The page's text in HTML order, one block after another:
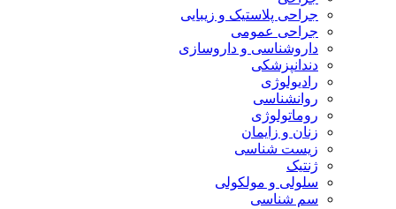
جراحی پلاستیک و زیبایی
جراحی عمومی
داروشناسی و داروسازی
دندانپزشکی
رادیولوژی
روانشناسی
روماتولوژی
زنان و زایمان
زیست شناسی
ژنتیک
سلولی و مولکولی
سم شناسی